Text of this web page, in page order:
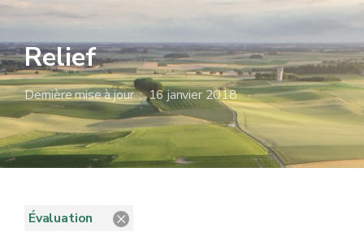
Relief
Dernière mise à jour : 16 janvier 2018
Évaluation